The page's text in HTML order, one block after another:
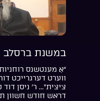
במשנת ברסלב
“אַ מענטשנס
ווערט דערגרייכט
ציצית”… ר’ ניסן
דראש חודש חשוון